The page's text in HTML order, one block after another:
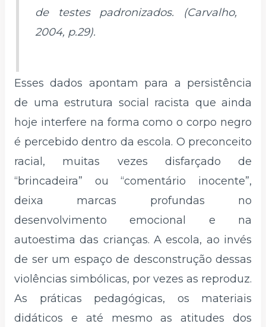
de testes padronizados. (Carvalho,
2004, p.29).
Esses dados apontam para a persistência
de uma estrutura social racista que ainda
hoje interfere na forma como o corpo negro
é percebido dentro da escola. O preconceito
racial, muitas vezes disfarçado de
“brincadeira” ou “comentário inocente”,
deixa marcas profundas no
desenvolvimento emocional e na
autoestima das crianças. A escola, ao invés
de ser um espaço de desconstrução dessas
violências simbólicas, por vezes as reproduz.
As práticas pedagógicas, os materiais
didáticos e até mesmo as atitudes dos